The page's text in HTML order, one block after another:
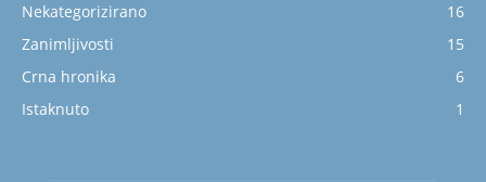
Nekategorizirano
16
Zanimljivosti
15
Crna hronika
6
Istaknuto
1